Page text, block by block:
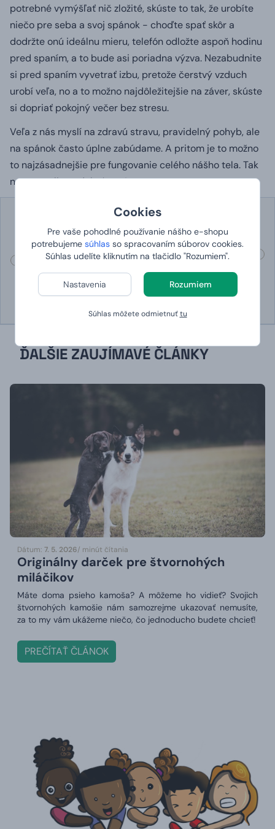
Cookies
Pre vaše pohodlné používanie nášho e-shopu
potrebujeme súhlas so spracovaním súborov cookies.
Súhlas udelíte kliknutím na tlačidlo "Rozumiem".
Nastavenia Rozumiem
Súhlas môžete odmietnuťtu
potrebné vymýšľať nič zložité, skúste to tak, že urobíte
niečo pre seba a svoj spánok - choďte spať skôr a
dodržte onú ideálnu mieru, telefón odložte aspoň hodinu
pred spaním, a to bude asi poriadna výzva. Nezabudnite
si pred spaním vyvetrať izbu, pretože čerstvý vzduch
urobí veľa, no a to možno najdôležitejšie na záver, skúste
si dopriať pokojný večer bez stresu.
Veľa z nás myslí na zdravú stravu, pravidelný pohyb, ale
na spánok často úplne zabúdame.A pritom je to možno
to najzásadnejšie pre fungovanie celého nášho tela.Tak
na to myslite a dobrú noc!
Bizarné zvyklosti na sviatok
zamilovaných v rôznych
Top 10 nepodarených
veľkonočných baránkov
ĎALŠIE ZAUJÍMAVÉ ČLÁNKY
Dátum: 7. 5. 2026/ minút čítania
Originálny darček pre štvornohých
miláčikov
Máte doma psieho kamoša? A môžeme ho vidieť? Svojich
štvornohých kamošie nám samozrejme ukazovať nemusíte,
za to my vám ukážeme niečo, čo jednoducho budete chcieť!
PREČÍTAŤ ČLÁNOK